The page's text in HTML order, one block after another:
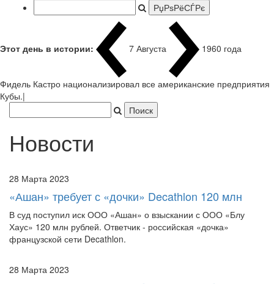
Этот день в истории: 7 Августа 1960 года Фи
Новости
28 Марта 2023
Хаус» 120 млн рублей. Ответчик - российская «дочка»
французской сети Decathlon.
28 Марта 2023
по ЕНС